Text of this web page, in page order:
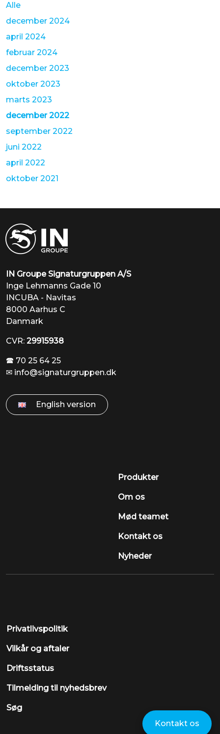
Kontakt os
Alle
december 2024
april 2024
februar 2024
december 2023
oktober 2023
marts 2023
december 2022
september 2022
juni 2022
april 2022
oktober 2021
IN Groupe Signaturgruppen A/S
Inge Lehmanns Gade 10
INCUBA - Navitas
8000 Aarhus C
Danmark
CVR: 29915938
🕿 70 25 64 25
✉ info@signaturgruppen.dk
English version
Produkter
Om os
Mød teamet
Kontakt os
Nyheder
Privatlivspolitik
Vilkår og aftaler
Driftsstatus
Tilmelding til nyhedsbrev
Søg